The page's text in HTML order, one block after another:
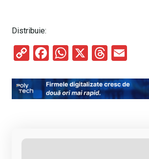
Distribuie:
C
py
Li
F
ce
b
W
at
s
X
T
e
a
ail